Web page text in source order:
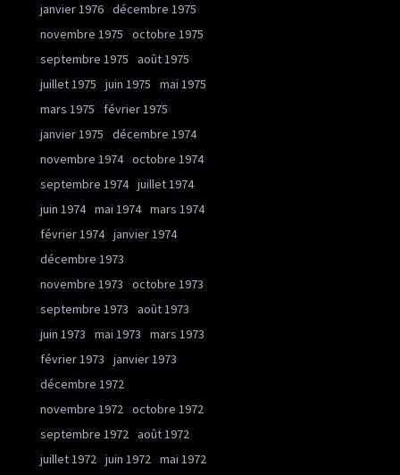
janvier 1976 décembre 1975
novembre 1975
octobre 1975
septembre 1975
août 1975
juillet 1975
juin 1975
mai 1975
mars 1975
février 1975
janvier 1975
décembre 1974
novembre 1974 octobre 1974
septembre 1974 juillet 1974
juin 1974 mai 1974 mars 1974
février 1974 janvier 1974
décembre 1973
novembre 1973
octobre 1973
septembre 1973
août 1973
juin 1973
mai 1973
mars 1973
février 1973
janvier 1973
décembre 1972
novembre 1972 octobre 1972
septembre 1972 août 1972
juillet 1972 juin 1972 mai 1972